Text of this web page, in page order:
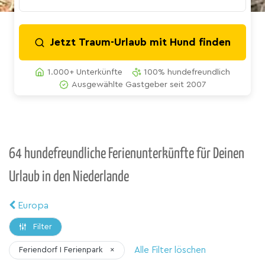
Jetzt Traum-Urlaub mit Hund finden
1.000+ Unterkünfte
100% hundefreundlich
Ausgewählte Gastgeber seit 2007
64 hundefreundliche Ferienunterkünfte für Deinen
Urlaub in den Niederlande
Europa
Filter
Feriendorf I Ferienpark × Alle Filter löschen